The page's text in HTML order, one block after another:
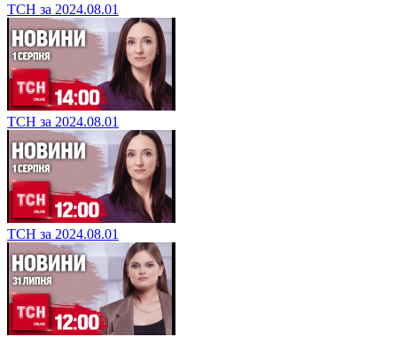
ТСН за 2024.08.01
ТСН за 2024.08.01
ТСН за 2024.08.01